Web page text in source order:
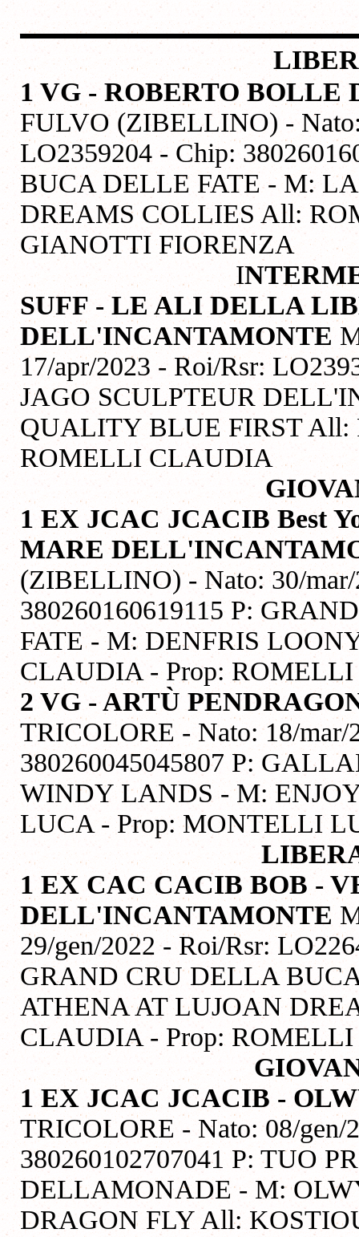
1 VG - ROBERTO
FULVO (ZIBELLINO) -
LO2359204 - Chip:
BUCA DELLE FATE - M:
DREAMS COLLIES All:
GIANOTTI FIORENZA
I
SUFF - LE ALI DELLA
DELL'INCANTAMONTE
17/apr/2023 - Roi/Rsr:
JAGO SCULPTEUR
QUALITY BLUE FIRST
ROMELLI CLAUDIA
1 EX JCAC JCACIB Best
MARE
(ZIBELLINO) - Nato: 30/
380260160619115 P:
FATE - M: DENFRIS
CLAUDIA - Prop:
2 VG - ARTÙ
TRICOLORE - Nato: 18/
380260045045807 P:
WINDY LANDS - M:
LUCA - Prop: MONTELLI
1 EX CAC CACIB BOB -
DELL'INCANTAMONTE
29/gen/2022 - Roi/Rsr:
GRAND CRU DELLA
ATHENA AT LUJOAN
CLAUDIA - Prop:
1 EX JCAC JCACIB-
TRICOLORE - Nato: 08/gen/
380260102707041 P: TUO
DELLAMONADE - M:
DRAGON FLY All: